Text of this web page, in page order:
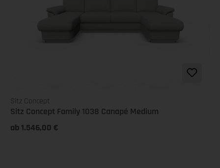
Sitz Concept
Sitz Concept Family 1038 Canapé Medium
ab 1.546,00 €